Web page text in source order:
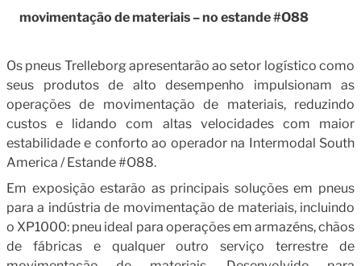
movimentação de materiais – no estande #O88
Os pneus Trelleborg apresentarão ao setor logístico como
seus produtos de alto desempenho impulsionam as
operações de movimentação de materiais, reduzindo
custos e lidando com altas velocidades com maior
estabilidade e conforto ao operador na Intermodal South
America / Estande #O88.
Em exposição estarão as principais soluções em pneus
para a indústria de movimentação de materiais, incluindo
o XP1000: pneu ideal para operações em armazéns, chãos
de fábricas e qualquer outro serviço terrestre de